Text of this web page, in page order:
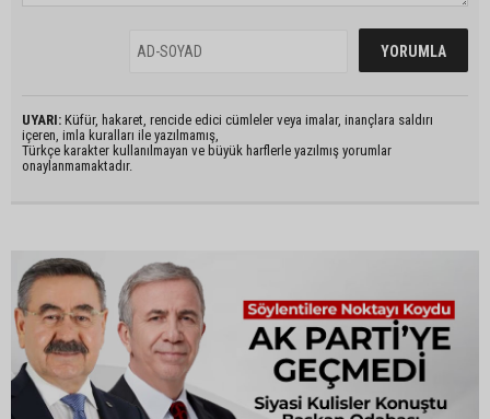
UYARI: Küfür, hakaret, rencide edici cümleler veya imalar, inançlara saldırı
içeren, imla kuralları ile yazılmamış,
Türkçe karakter kullanılmayan ve büyük harflerle yazılmış yorumlar
onaylanmamaktadır.